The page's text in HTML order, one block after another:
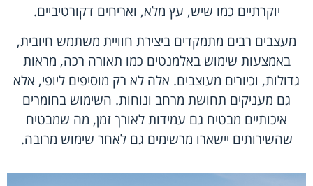
יוקרתיים כמו שיש, עץ מלא, ואריחים דקורטיביים.
מעצבים רבים מתמקדים ביצירת חוויית משתמש חיובית,
באמצעות שימוש באלמנטים כמו תאורה רכה, מראות
גדולות, וכיורים מעוצבים. אלה לא רק מוסיפים ליופי, אלא
גם מעניקים תחושת מרחב ונוחות. השימוש בחומרים
איכותיים מבטיח גם עמידות לאורך זמן, מה שמבטיח
שהשירותים יישארו מרשימים גם לאחר שימוש מרובה.